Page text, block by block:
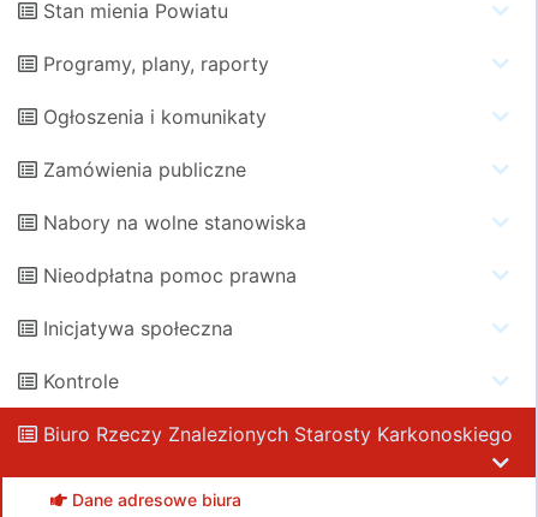
Stan mienia Powiatu
Programy, plany, raporty
Ogłoszenia i komunikaty
Zamówienia publiczne
Nabory na wolne stanowiska
Nieodpłatna pomoc prawna
Inicjatywa społeczna
Kontrole
Biuro Rzeczy Znalezionych Starosty Karkonoskiego
Dane adresowe biura